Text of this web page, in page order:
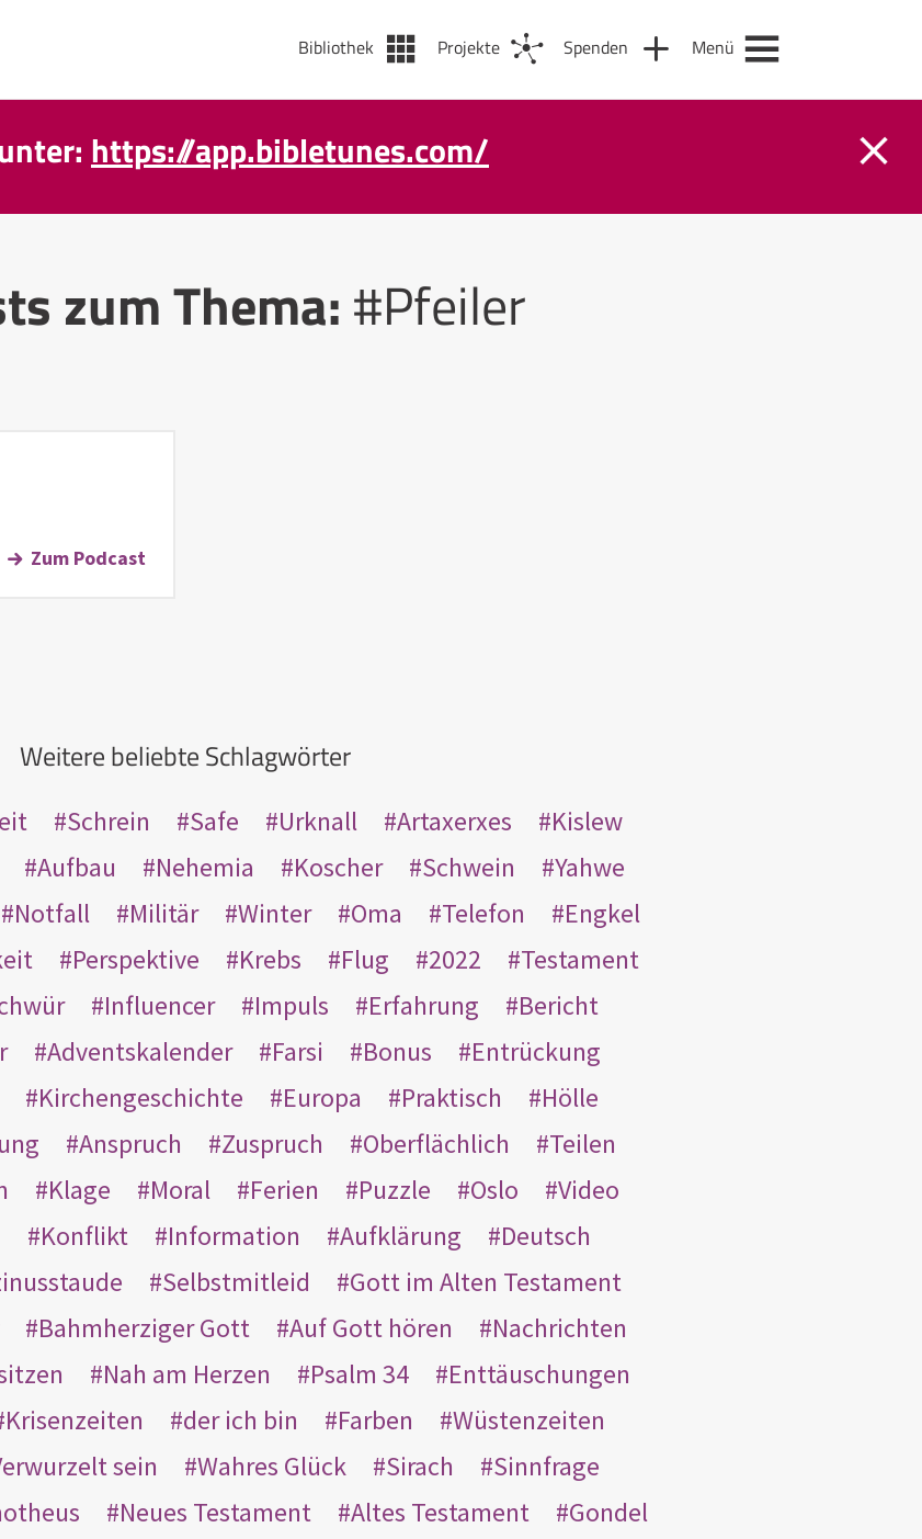
Bibliothek Projekte Spenden Menü
https://app.bibletunes.com/
zum Thema:#Pfeiler
Zum Podcast
Weitere beliebte Schlagwörter
Schrein Safe Urknall Artaxerxes
Kislew
Aufbau Nehemia Koscher Schwein
Yahwe
Notfall Militär Winter Oma Telefon
Engkel
Perspektive Krebs Flug 2022
Testament
Influencer Impuls Erfahrung
Bericht
Adventskalender Farsi Bonus
Entrückung
Kirchengeschichte Europa Praktisch
Hölle
Anspruch Zuspruch Oberflächlich
Teilen
Klage Moral Ferien Puzzle Oslo
Video
Konflikt Information Aufklärung
Deutsch
Selbstmitleid
Gott im Alten Testament
Bahmherziger Gott Auf Gott hören
Nachrichten
Nah am Herzen Psalm 34
Enttäuschungen
Krisenzeiten der ich bin Farben
Wüstenzeiten
sein Wahres Glück Sirach
Sinnfrage
Neues Testament Altes Testament
Gondel